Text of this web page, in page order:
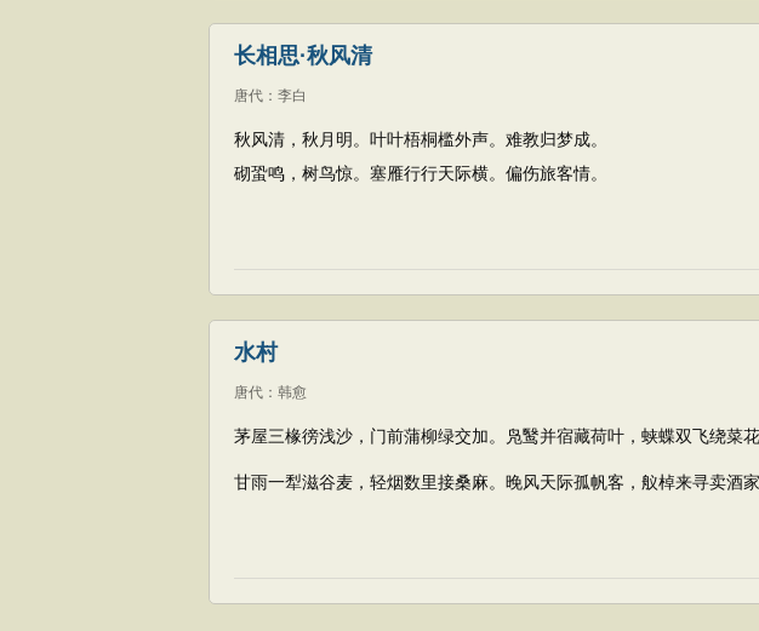
长相思·秋风清
唐代 ： 李白
秋风清，秋月明。叶叶梧桐槛外声。难教归梦成。
砌蛩鸣，树鸟惊。塞雁行行天际横。偏伤旅客情。
水村
唐代 ： 韩愈
茅屋三椽徬浅沙，门前蒲柳绿交加。凫鹥并宿藏荷叶，蛱蝶双飞绕菜花
甘雨一犁滋谷麦，轻烟数里接桑麻。晚风天际孤帆客，舣棹来寻卖酒家